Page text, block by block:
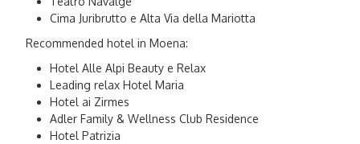
Cima Juribrutto e Alta Via della Mariotta
Recommended hotel in Moena:
Hotel Alle Alpi Beauty e Relax
Leading relax Hotel Maria
Hotel ai Zirmes
Adler Family & Wellness Club Residence
Hotel Patrizia